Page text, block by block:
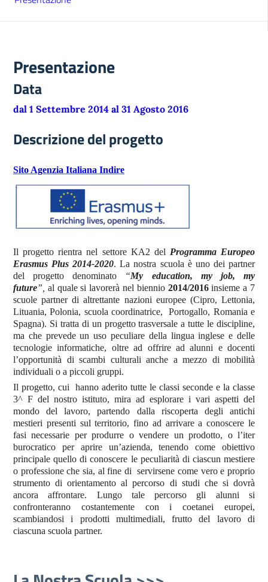
Presentazione
Data
dal 1 Settembre 2014 al 31 Agosto 2016
Descrizione del progetto
Sito Agenzia Italiana Indire
Il progetto rientra nel settore KA2 del Programma Europeo
Erasmus Plus 2014-2020. La nostra scuola è uno dei partner
del progetto denominato “My education, my job, my
future”, al quale si lavorerà nel biennio 2014/2016insieme a 7
scuole partner di altrettante nazioni europee (Cipro, Lettonia,
Lituania, Polonia, scuola coordinatrice, Portogallo, Romania e
Spagna). Si tratta di un progetto trasversale a tutte le discipline,
ma che prevede un uso peculiare della lingua inglese e delle
tecnologie informatiche, oltre ad offrire ad alunni e docenti
l’opportunità di scambi culturali anche a mezzo di mobilità
individuali o a piccoli gruppi.
Il progetto, cui hanno aderito tutte le classi seconde e la classe
3^ F del nostro istituto, mira ad esplorare i vari aspetti del
mondo del lavoro, partendo dalla riscoperta degli antichi
mestieri presenti sul territorio, fino ad arrivare a conoscere le
fasi necessarie per produrre o vendere un prodotto, o l’iter
burocratico per aprire un’azienda, tenendo come obiettivo
principale quello di conoscere le peculiarità di ciascun mestiere
o professione che sia, al fine di servirsene come vero e proprio
strumento di orientamento al percorso di studi che si dovrà
ancora affrontare. Lungo tale percorso gli alunni si
confronteranno costantemente con i coetanei europei,
scambiandosi i prodotti multimediali, frutto del lavoro di
ciascuna scuola partner.